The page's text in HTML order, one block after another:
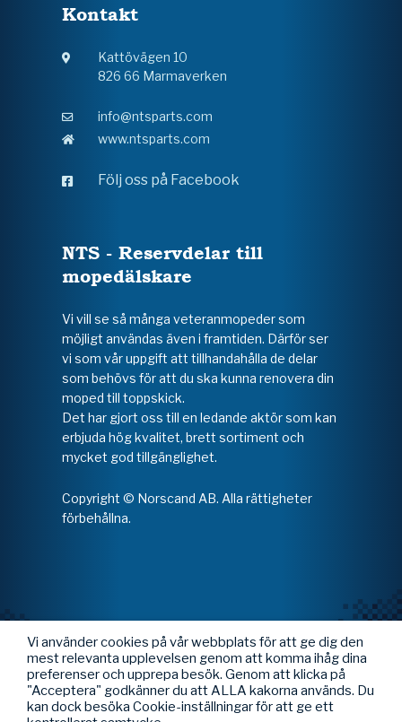
Kontakt
Kattövägen 10
826 66 Marmaverken
info@ntsparts.com
www.ntsparts.com
Följ oss på Facebook
NTS - Reservdelar till
mopedälskare
Vi vill se så många veteranmopeder som
möjligt användas även i framtiden. Därför ser
vi som vår uppgift att tillhandahålla de delar
som behövs för att du ska kunna renovera din
moped till toppskick.
Det har gjort oss till en ledande aktör som kan
erbjuda hög kvalitet, brett sortiment och
mycket god tillgänglighet.
Copyright © Norscand AB. Alla rättigheter
förbehållna.
Vi använder cookies på vår webbplats för att ge dig den
mest relevanta upplevelsen genom att komma ihåg dina
preferenser och upprepa besök. Genom att klicka på
"Acceptera" godkänner du att ALLA kakorna används. Du
kan dock besöka Cookie-inställningar för att ge ett